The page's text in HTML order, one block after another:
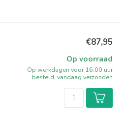
€87,95
Op voorraad
Op werkdagen voor 16:00 uur
besteld, vandaag verzonden